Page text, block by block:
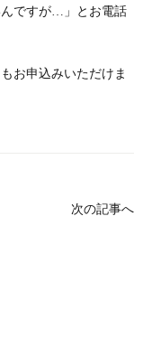
んですが…」とお電話
お申込みいただけま
次の記事へ